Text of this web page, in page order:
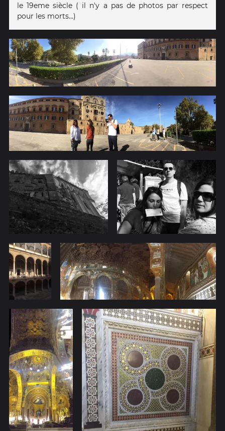
le 19eme siècle ( il n'y a pas de photos par respect
pour les morts…)